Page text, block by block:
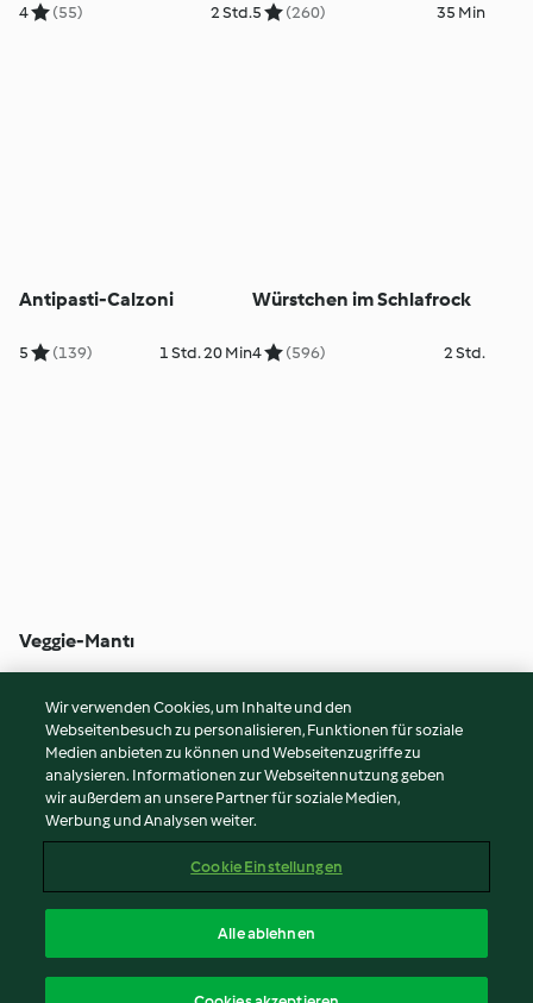
4 (55) 2 Std.5 (260) 35 Min
Antipasti-Calzoni
5 (139) 1 Std. 20 Min
Würstchen im Schlafrock
4 (596) 2 Std.
Veggie-Mantı
© Copyright 2026
Nutzungsbedingungen
Datenschutzrichtlinien
Impressum
Inhalt melden
Wir verwenden Cookies, um Inhalte und den
Webseitenbesuch zu personalisieren, Funktionen für soziale
Medien anbieten zu können und Webseitenzugriffe zu
analysieren. Informationen zur Webseitennutzung geben
wir außerdem an unsere Partner für soziale Medien,
Werbung und Analysen weiter.
Cookie Einstellungen
Alle ablehnen